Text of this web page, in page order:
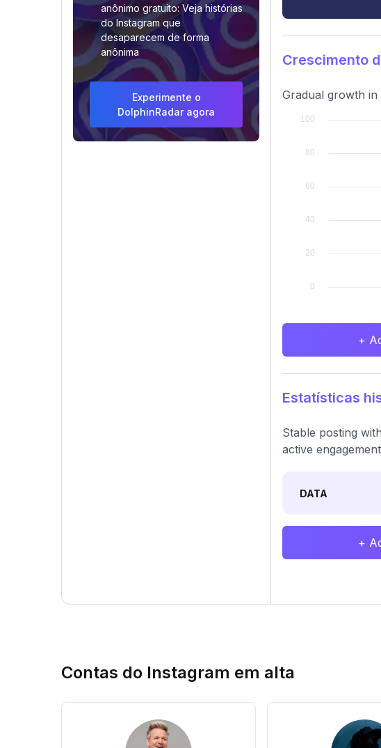
anônimo gratuito: Veja histórias
do Instagram que
desaparecem de forma
anônima
Experimente o
DolphinRadar agora
Crescimento
Gradual growth
+
Estatísticas
Stable posting
active
DATA
+
Contas do Instagram em alta